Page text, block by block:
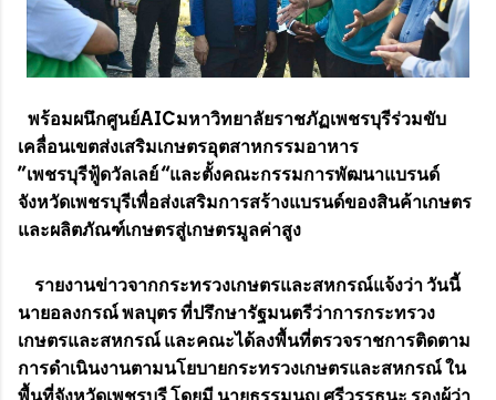
พร้อมผนึกศูนย์AICมหาวิทยาลัยราชภัฏเพชรบุรีร่วมขับ
เคลื่อนเขตส่งเสริมเกษตรอุตสาหกรรมอาหาร
”เพชรบุรีฟู้ดวัลเลย์ “และตั้งคณะกรรมการพัฒนาแบรนด์
จังหวัดเพชรบุรีเพื่อส่งเสริมการสร้างแบรนด์ของสินค้าเกษตร
และผลิตภัณฑ์เกษตรสู่เกษตรมูลค่าสูง
รายงานข่าวจากกระทรวงเกษตรและสหกรณ์แจ้งว่า วันนี้
นายอลงกรณ์ พลบุตร ที่ปรึกษารัฐมนตรีว่าการกระทรวง
เกษตรและสหกรณ์ และคณะได้ลงพื้นที่ตรวจราชการติดตาม
การดำเนินงานตามนโยบายกระทรวงเกษตรและสหกรณ์ ใน